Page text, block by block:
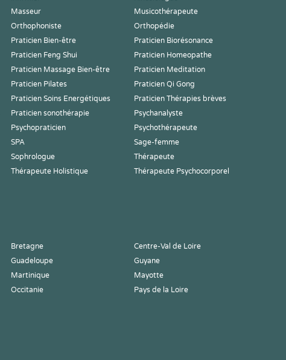
Masseur
Musicothérapeute
Orthophoniste
Orthopédie
Praticien Bien-être
Praticien Biorésonance
Praticien Feng Shui
Praticien Homeopathe
Praticien Massage Bien-être
Praticien Meditation
Praticien Pilates
Praticien Qi Gong
Praticien Soins Energétiques
Praticien Thérapies brèves
Praticien sonothérapie
Psychanalyste
Psychopraticien
Psychothérapeute
SPA
Sage-femme
Sophrologue
Thérapeute
Thérapeute Holistique
Thérapeute Psychocorporel
Bretagne
Centre-Val de Loire
Guadeloupe
Guyane
Martinique
Mayotte
Occitanie
Pays de la Loire